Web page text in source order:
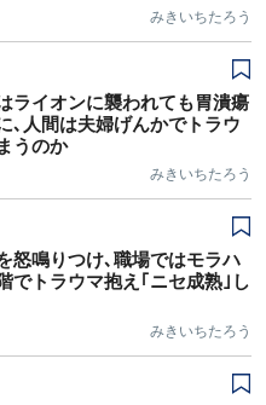
みきいちたろう
ライオンに襲われても胃潰瘍
､人間は夫婦げんかでトラウ
うのか
みきいちたろう
怒鳴りつけ､職場ではモラハ
でトラウマ抱え｢ニセ成熟｣し
みきいちたろう